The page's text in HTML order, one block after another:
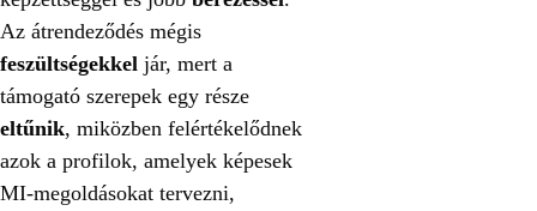
Az átrendeződés mégis
feszültségekkel jár, mert a
támogató szerepek egy része
eltűnik, miközben felértékelődnek
azok a profilok, amelyek képesek
MI-megoldásokat tervezni,